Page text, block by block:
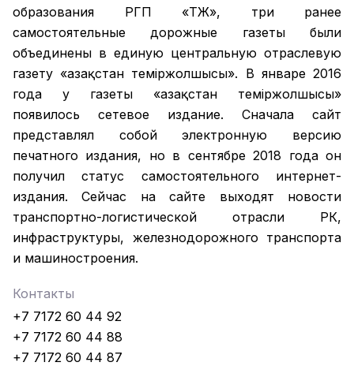
образования РГП «ҚТЖ», три ранее
самостоятельные дорожные газеты были
объединены в единую центральную отраслевую
газету «Қазақстан темiржолшысы». В январе 2016
года у газеты «Қазақстан теміржолшысы»
появилось сетевое издание. Сначала сайт
представлял собой электронную версию
печатного издания, но в сентябре 2018 года он
получил статус самостоятельного интернет-
издания. Сейчас на сайте выходят новости
транспортно-логистической отрасли РК,
инфраструктуры, железнодорожного транспорта
и машиностроения.
Контакты
+7 7172 60 44 92
+7 7172 60 44 88
+7 7172 60 44 87